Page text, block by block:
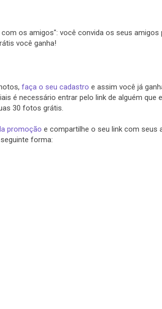
os amigos": você convida os seus
você ganha!
faça o seu cadastro e assim você já
é necessário entrar pelo link de alguém que
30 fotos grátis.
promoção e compartilhe o seu link com seus
forma: